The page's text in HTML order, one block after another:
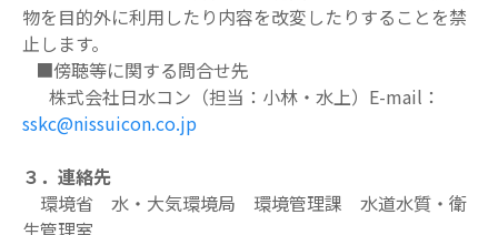
物を目的外に利用したり内容を改変したりすることを禁
止します。
■傍聴等に関する問合せ先
株式会社日水コン（担当：小林・水上）E-mail：
sskc@nissuicon.co.jp
３．連絡先
環境省 水・大気環境局 環境管理課 水道水質・衛
生管理室